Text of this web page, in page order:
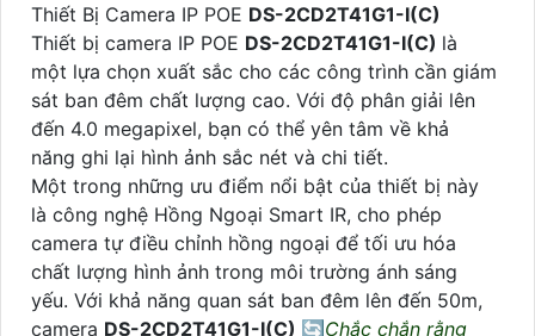
Thiết Bị Camera IP POE DS-2CD2T41G1-I(C)
Thiết bị camera IP POE DS-2CD2T41G1-I(C) là
một lựa chọn xuất sắc cho các công trình cần giám
sát ban đêm chất lượng cao. Với độ phân giải lên
đến 4.0 megapixel, bạn có thể yên tâm về khả
năng ghi lại hình ảnh sắc nét và chi tiết.
Một trong những ưu điểm nổi bật của thiết bị này
là công nghệ Hồng Ngoại Smart IR, cho phép
camera tự điều chỉnh hồng ngoại để tối ưu hóa
chất lượng hình ảnh trong môi trường ánh sáng
yếu. Với khả năng quan sát ban đêm lên đến 50m,
camera DS-2CD2T41G1-I(C) 🔄Chắc chắn rằng